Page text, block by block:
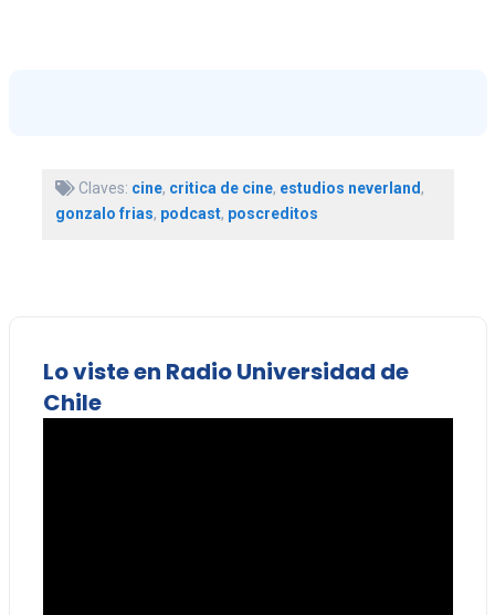
Claves: cine, critica de cine, estudios neverland,
gonzalo frias, podcast, poscreditos
Lo viste en Radio Universidad de
Chile